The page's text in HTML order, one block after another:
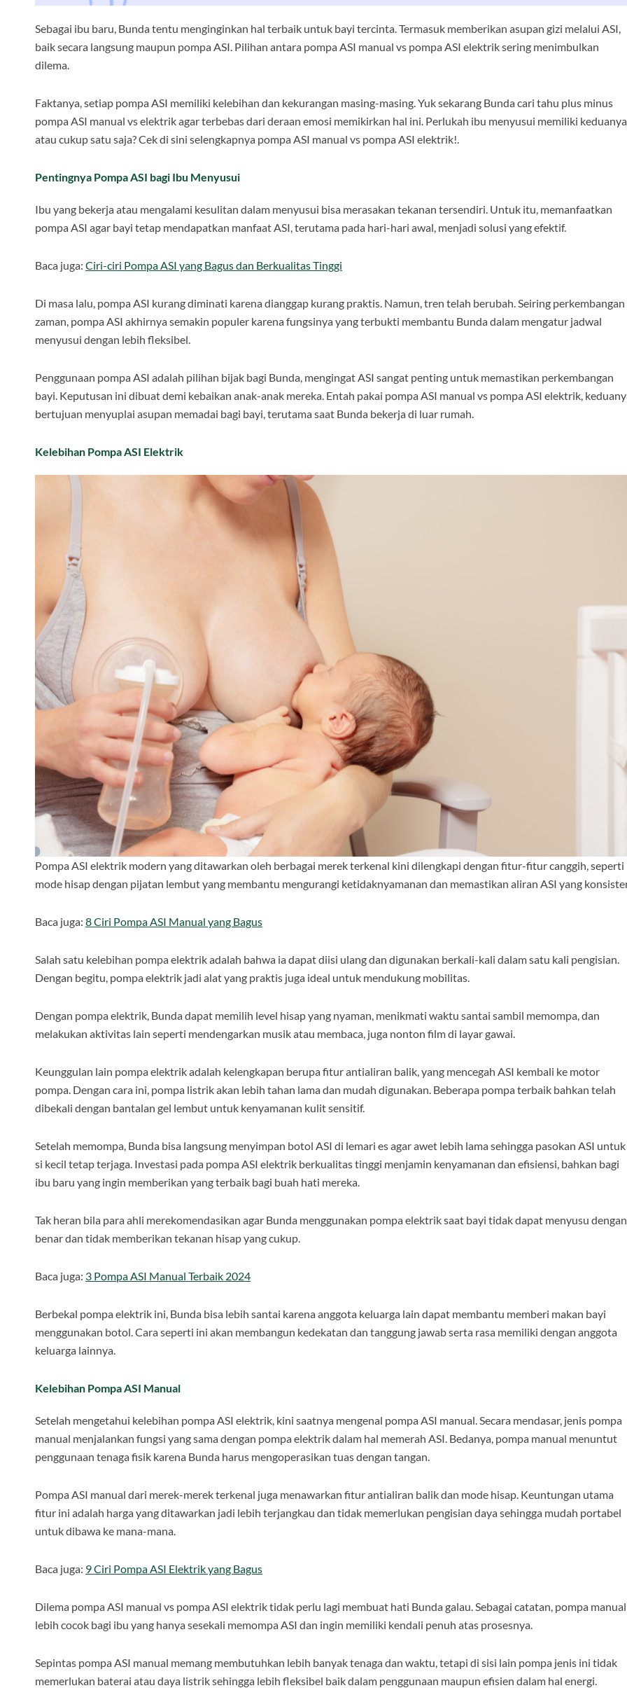
Sebagai ibu baru, Bunda tentu menginginkan hal terbaik untuk bayi tercinta. Termasuk memberikan asupan gizi melalui ASI,
baik secara langsung maupun pompa ASI. Pilihan antara pompa ASI manual vs pompa ASI elektrik sering menimbulkan
dilema.
Faktanya, setiap pompa ASI memiliki kelebihan dan kekurangan masing-masing. Yuk sekarang Bunda cari tahu plus minus
pompa ASI manual vs elektrik agar terbebas dari deraan emosi memikirkan hal ini. Perlukah ibu menyusui memiliki keduanya
atau cukup satu saja? Cek di sini selengkapnya pompa ASI manual vs pompa ASI elektrik!.
Pentingnya Pompa ASI bagi Ibu Menyusui
Ibu yang bekerja atau mengalami kesulitan dalam menyusui bisa merasakan tekanan tersendiri. Untuk itu, memanfaatkan
pompa ASI agar bayi tetap mendapatkan manfaat ASI, terutama pada hari-hari awal, menjadi solusi yang efektif.
Baca juga: Ciri-ciri Pompa ASI yang Bagus dan Berkualitas Tinggi
Di masa lalu, pompa ASI kurang diminati karena dianggap kurang praktis. Namun, tren telah berubah. Seiring perkembangan
zaman, pompa ASI akhirnya semakin populer karena fungsinya yang terbukti membantu Bunda dalam mengatur jadwal
menyusui dengan lebih fleksibel.
Penggunaan pompa ASI adalah pilihan bijak bagi Bunda, mengingat ASI sangat penting untuk memastikan perkembangan
bayi. Keputusan ini dibuat demi kebaikan anak-anak mereka. Entah pakai pompa ASI manual vs pompa ASI elektrik,
bertujuan menyuplai asupan memadai bagi bayi, terutama saat Bunda bekerja di luar rumah.
Kelebihan Pompa ASI Elektrik
Pompa ASI elektrik modern yang ditawarkan oleh berbagai merek terkenal kini dilengkapi dengan fitur-fitur canggih, seperti
mode hisap dengan pijatan lembut yang membantu mengurangi ketidaknyamanan dan memastikan aliran ASI yang
Baca juga: 8 Ciri Pompa ASI Manual yang Bagus
Salah satu kelebihan pompa elektrik adalah bahwa ia dapat diisi ulang dan digunakan berkali-kali dalam satu kali pengisian.
Dengan begitu, pompa elektrik jadi alat yang praktis juga ideal untuk mendukung mobilitas.
Dengan pompa elektrik, Bunda dapat memilih level hisap yang nyaman, menikmati waktu santai sambil memompa, dan
melakukan aktivitas lain seperti mendengarkan musik atau membaca, juga nonton film di layar gawai.
Keunggulan lain pompa elektrik adalah kelengkapan berupa fitur antialiran balik, yang mencegah ASI kembali ke motor
pompa. Dengan cara ini, pompa listrik akan lebih tahan lama dan mudah digunakan. Beberapa pompa terbaik bahkan telah
dibekali dengan bantalan gel lembut untuk kenyamanan kulit sensitif.
Setelah memompa, Bunda bisa langsung menyimpan botol ASI di lemari es agar awet lebih lama sehingga pasokan ASI untuk
si kecil tetap terjaga. Investasi pada pompa ASI elektrik berkualitas tinggi menjamin kenyamanan dan efisiensi, bahkan bagi
ibu baru yang ingin memberikan yang terbaik bagi buah hati mereka.
Tak heran bila para ahli merekomendasikan agar Bunda menggunakan pompa elektrik saat bayi tidak dapat menyusu dengan
benar dan tidak memberikan tekanan hisap yang cukup.
Baca juga: 3 Pompa ASI Manual Terbaik 2024
Berbekal pompa elektrik ini, Bunda bisa lebih santai karena anggota keluarga lain dapat membantu memberi makan bayi
menggunakan botol. Cara seperti ini akan membangun kedekatan dan tanggung jawab serta rasa memiliki dengan anggota
keluarga lainnya.
Kelebihan Pompa ASI Manual
Setelah mengetahui kelebihan pompa ASI elektrik, kini saatnya mengenal pompa ASI manual. Secara mendasar, jenis pompa
manual menjalankan fungsi yang sama dengan pompa elektrik dalam hal memerah ASI. Bedanya, pompa manual menuntut
penggunaan tenaga fisik karena Bunda harus mengoperasikan tuas dengan tangan.
Pompa ASI manual dari merek-merek terkenal juga menawarkan fitur antialiran balik dan mode hisap. Keuntungan utama
fitur ini adalah harga yang ditawarkan jadi lebih terjangkau dan tidak memerlukan pengisian daya sehingga mudah portabel
untuk dibawa ke mana-mana.
Baca juga: 9 Ciri Pompa ASI Elektrik yang Bagus
Dilema pompa ASI manual vs pompa ASI elektrik tidak perlu lagi membuat hati Bunda galau. Sebagai catatan, pompa manual
lebih cocok bagi ibu yang hanya sesekali memompa ASI dan ingin memiliki kendali penuh atas prosesnya.
Sepintas pompa ASI manual memang membutuhkan lebih banyak tenaga dan waktu, tetapi di sisi lain pompa jenis ini tidak
memerlukan baterai atau daya listrik sehingga lebih fleksibel baik dalam penggunaan maupun efisien dalam hal energi.